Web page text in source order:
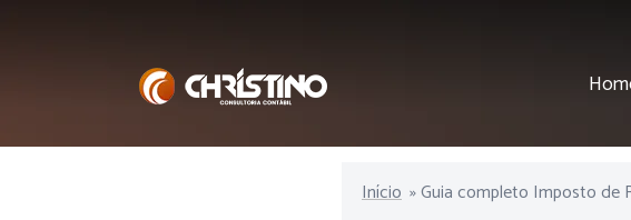
Início »Guia completo Imposto de